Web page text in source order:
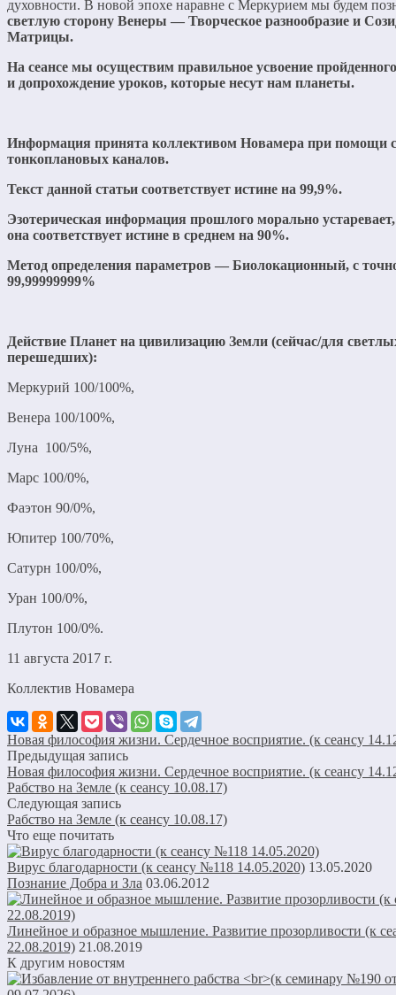
духовности. В новой эпохе наравне с Меркурием мы будем
светлую сторону Венеры — Творческое разнообразие и
Матрицы.
На сеансе мы осуществим правильное усвоение
и допрохождение уроков, которые несут нам планеты.
Информация принята коллективом Новамера при помощи
тонкоплановых каналов.
Текст данной статьи соответствует истине на 99,9%.
Эзотерическая информация прошлого морально устаревает,
она соответствует истине в среднем на 90%.
Метод определения параметров — Биолокационный, с
99,99999999%
Действие Планет на цивилизацию Земли (сейчас/для
перешедших):
Меркурий 100/100%,
Венера 100/100%,
Луна 100/5%,
Марс 100/0%,
Фаэтон 90/0%,
Юпитер 100/70%,
Сатурн 100/0%,
Уран 100/0%,
Плутон 100/0%.
11 августа 2017 г.
Коллектив Новамера
Новая философия жизни. Сердечное восприятие. (к сеансу
Предыдущая запись
Новая философия жизни. Сердечное восприятие. (к сеансу
Рабство на Земле (к сеансу 10.08.17)
Следующая запись
Рабство на Земле (к сеансу 10.08.17)
Что еще почитать
Вирус благодарности (к сеансу №118 14.05.2020) 13.05.2020
Познание Добра и Зла 03.06.2012
Линейное и образное мышление. Развитие прозорливости (к
22.08.2019) 21.08.2019
К другим новостям